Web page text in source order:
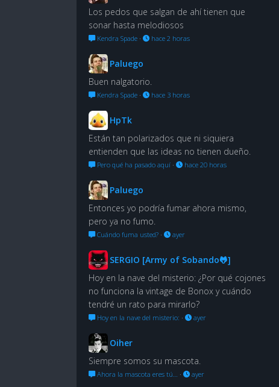
Los pedos que salgan de ahí tienen que
sonar hasta melodiosos
Kendra Spade · hace 2 horas
Paluego
Buen nalgatorio.
Kendra Spade · hace 3 horas
HpTk
Están tan polarizados que ni siquiera
entienden que las ideas no tienen dueño.
Pero qué ha pasado aquí · hace 20 horas
Paluego
Entonces yo podría fumar ahora mismo,
pero ya no fumo.
Cuándo fuma usted? · ayer
SERGIO [Army of Sobando🐸]
Hoy en la nave del misterio: ¿Por qué cojones
no funciona la vintage de Bonox y cuándo
tendré un rato para mirarlo?
Hoy en la nave del misterio: · ayer
Oiher
Siempre somos su mascota.
Ahora la mascota eres tú… · ayer